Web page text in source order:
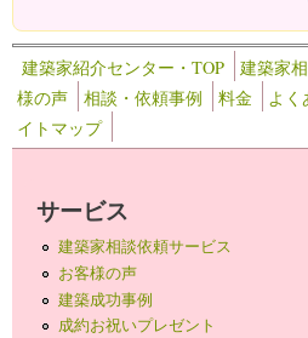
建築家紹介センター・TOP 建築家
様の声
相談・依頼事例 料金 よく
イトマップ
サービス
建築家相談依頼サービス
お客様の声
建築成功事例
成約お祝いプレゼント